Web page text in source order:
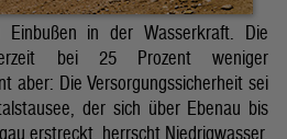
in der Wasserkraft. Die
bei 25 Prozent weniger
aber: Die Versorgungssicherheit sei
der sich über Ebenau bis
erstreckt, herrscht Niedrigwasser.